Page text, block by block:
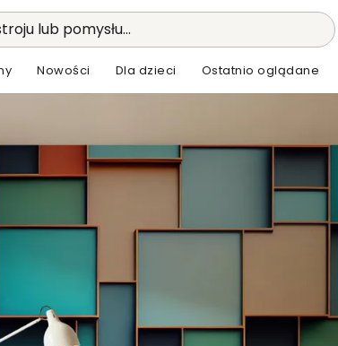
lub pomysłu...
Nowości Dla dzieci Ostatnio oglądane